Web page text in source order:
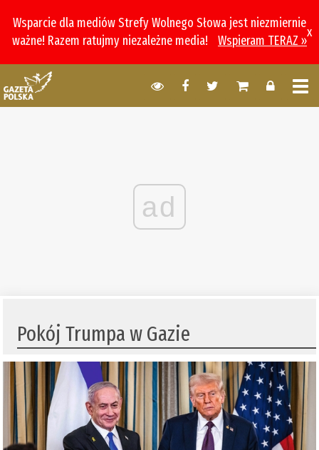
Wsparcie dla mediów Strefy Wolnego Słowa jest niezmiernie
ważne! Razem ratujmy niezależne media!
Wspieram TERAZ »
x
ad
Pokój Trumpa w Gazie